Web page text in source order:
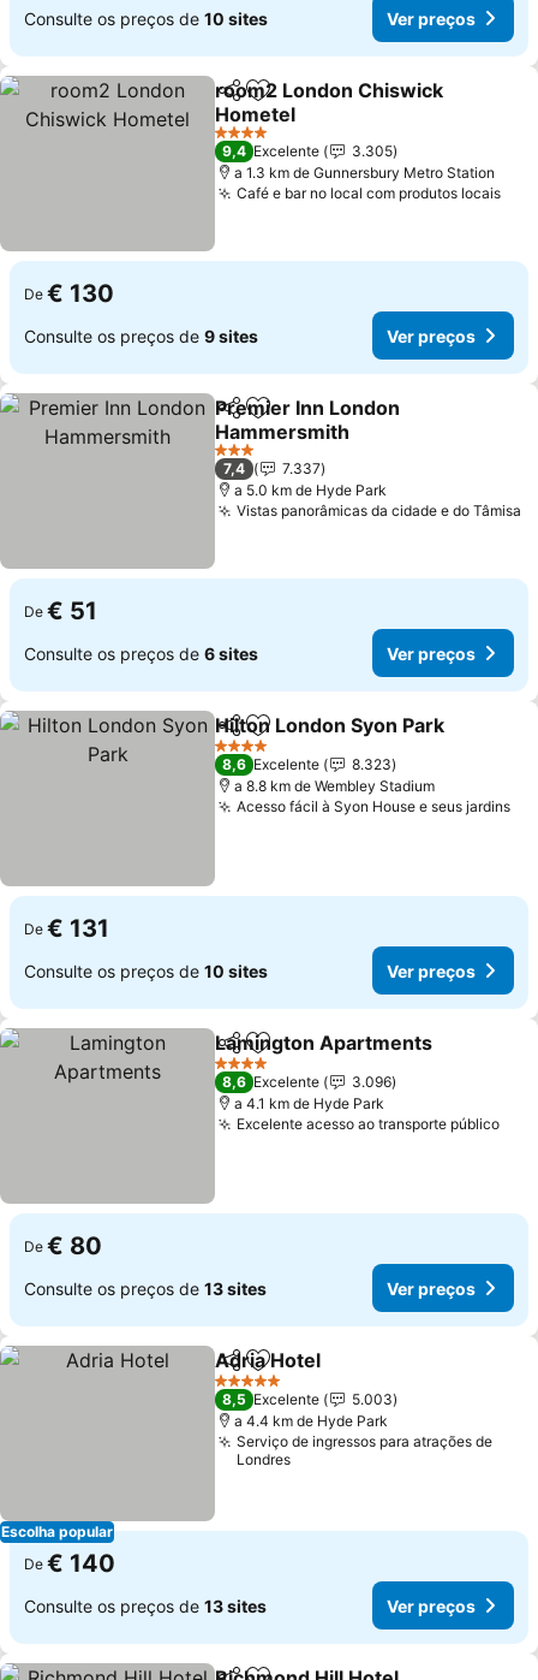
Consulte os preços de 10 sites Ver preços
PartilharAdicionar aos favoritos
room2 London Chiswick
Hometel
Ver preços
4 Estrelas
9,4 Excelente
3.305
a 1.3 km de Gunnersbury Metro Station
Café e bar no local com produtos locaisVer
De € 130
Consulte os preços de 9 sites Ver preços
PartilharAdicionar aos favoritos
Premier Inn London
Hammersmith
Ver preços
3 Estrelas
7,4
7.337
a 5.0 km de Hyde Park
Vistas panorâmicas da cidade e do Tâmisa
De € 51
Consulte os preços de 6 sites Ver preços
PartilharAdicionar aos favoritos
Hilton London Syon Park
4 Estrelas
8,6 Excelente
8.323
a 8.8 km de Wembley Stadium
Acesso fácil à Syon House e seus jardins
De € 131
Consulte os preços de 10 sites Ver preços
PartilharAdicionar aos favoritos
Lamington Apartments
4 Estrelas
8,6 Excelente
3.096
a 4.1 km de Hyde Park
Excelente acesso ao transporte públicoVer
De € 80
Consulte os preços de 13 sites Ver preços
Escolha popular
PartilharAdicionar aos favoritos
Adria Hotel
5 Estrelas
8,5 Excelente
5.003
a 4.4 km de Hyde Park
Serviço de ingressos para atrações de
Londres
De € 140
Consulte os preços de 13 sites Ver preços